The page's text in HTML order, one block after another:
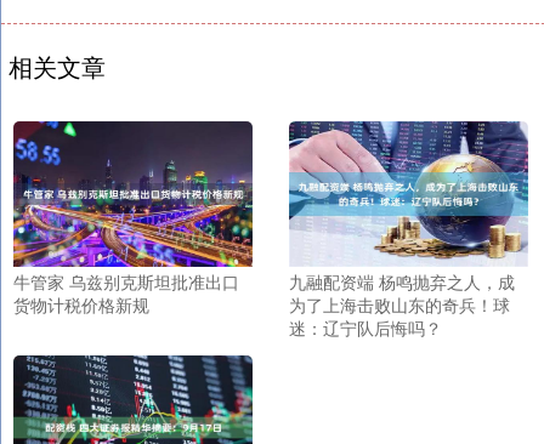
相关文章
牛管家 乌兹别克斯坦批准出口
货物计税价格新规
九融配资端 杨鸣抛弃之人，成
为了上海击败山东的奇兵！球
迷：辽宁队后悔吗？